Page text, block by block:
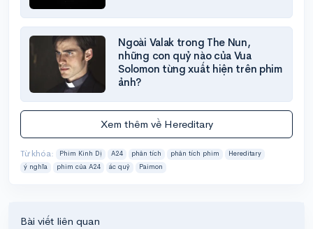
Ngoài Valak trong The Nun,
những con quỷ nào của Vua
Solomon từng xuất hiện trên phim
ảnh?
Xem thêm về Hereditary
Từ khóa: Phim Kinh Dị A24 phân tích phân tích phim
Hereditary
ý nghĩa
phim của A24 ác quỷ Paimon
Bài viết liên quan